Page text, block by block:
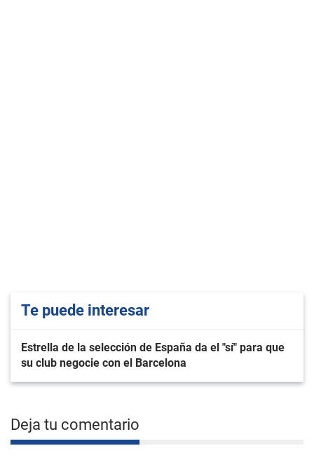
Te puede interesar
Estrella de la selección de España da el "sí" para que
su club negocie con el Barcelona
Deja tu comentario